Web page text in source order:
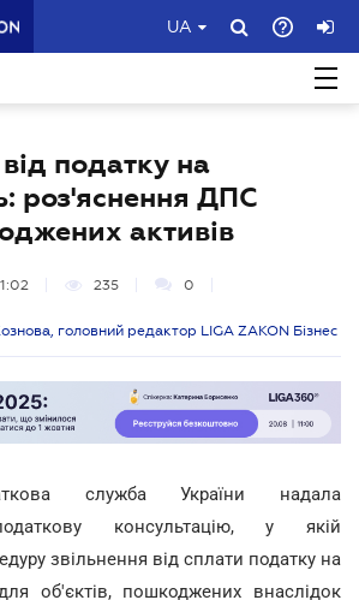
UA
податку на
роз'яснення ДПС
активів
235 0
головний редактор LIGA ZAKON Бізнес
служба України надала
консультацію, у якій
звільнення від сплати податку на
об'єктів, пошкоджених внаслідок